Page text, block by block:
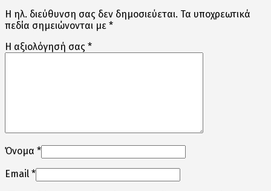
Η ηλ. διεύθυνση σας δεν δημοσιεύεται. Τα υποχρεωτικά
πεδία σημειώνονται με *
Η αξιολόγησή σας *
Όνομα *
Email *